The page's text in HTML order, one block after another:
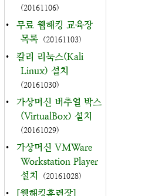
(20161106)
•
무료 웹해킹 교육장
목록 (20161103)
•
칼리 리눅스(Kali
Linux) 설치
(20161030)
•
가상머신 버추얼 박스
(VirtualBox) 설치
(20161029)
•
가상머신 VMWare
Workstation Player
설치
(20161028)
• [웹해킹훈련장]